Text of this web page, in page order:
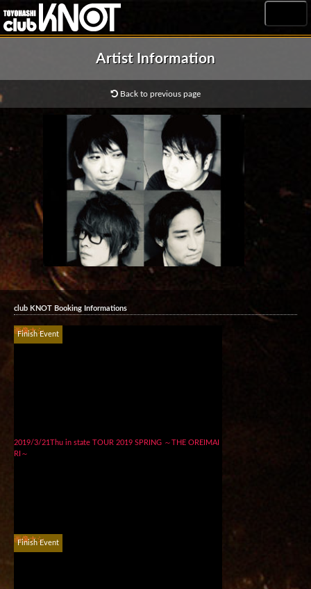
Artist Information
Back to previous page
club KNOT Booking Informations
画像ナシ
Finish Event
2019/3/21Thu in state TOUR 2019 SPRING ～THE OREIMAI
RI～
画像ナシ
Finish Event